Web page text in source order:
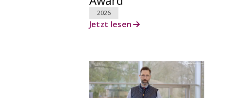
2026
Jetzt lesen